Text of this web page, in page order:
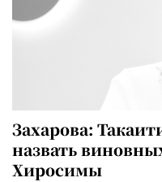
Захарова:
назвать
Хиросимы